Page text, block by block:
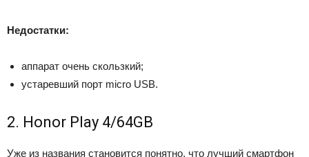
Недостатки:
аппарат очень скользкий;
устаревший порт micro USB.
2. Honor Play 4/64GB
Уже из названия становится понятно, что лучший смартфон